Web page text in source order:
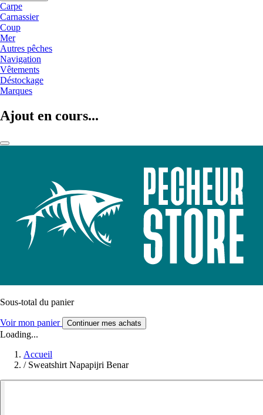
Carpe
Carnassier
Coup
Mer
Autres pêches
Navigation
Vêtements
Déstockage
Marques
Ajout en cours...
Sous-total du panier
Voir mon panier Continuer mes achats
Loading...
Accueil
/ Sweatshirt Napapijri Benar